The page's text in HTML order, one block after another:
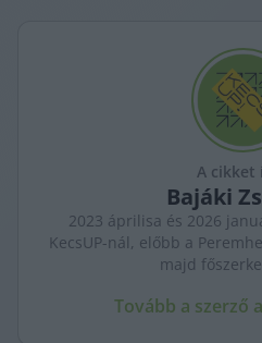
A cikket
Bajáki
2023 áprilisa és 2026
KecsUP-nál, előbb a
majd
Tovább a szerző